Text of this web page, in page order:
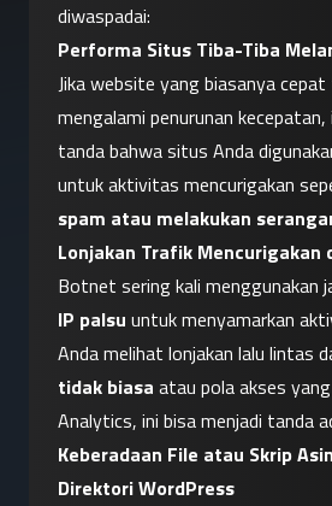
diwaspadai:
Performa Situs Tiba-Tiba
Jika website yang biasanya
mengalami penurunan kecepatan,
tanda bahwa situs Anda
untuk aktivitas mencurigakan
spam atau melakukan
Lonjakan Trafik Mencurigakan
Botnet sering kali menggunakan
IP palsu untuk menyamarkan
Anda melihat lonjakan lalu lintas
tidak biasa atau pola akses
Analytics, ini bisa menjadi tanda
Keberadaan File atau Skrip
Direktori WordPress